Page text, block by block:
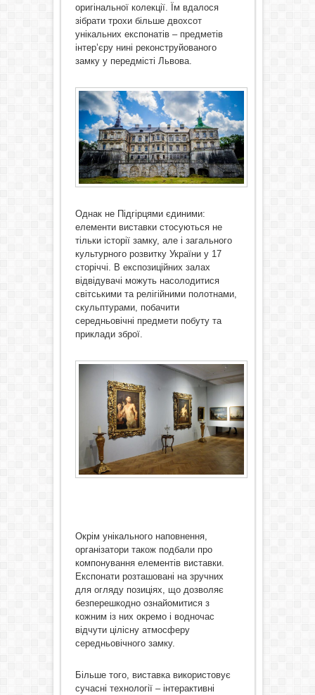
оригінальної колекції. Їм вдалося
зібрати трохи більше двохсот
унікальних експонатів – предметів
інтер’єру нині реконструйованого
замку у передмісті Львова.
Однак не Підгірцями єдиними:
елементи виставки стосуються не
тільки історії замку, але і загального
культурного розвитку України у 17
сторіччі. В експозиційних залах
відвідувачі можуть насолодитися
світськими та релігійними полотнами,
скульптурами, побачити
середньовічні предмети побуту та
приклади зброї.
Окрім унікального наповнення,
організатори також подбали про
компонування елементів виставки.
Експонати розташовані на зручних
для огляду позиціях, що дозволяє
безперешкодно ознайомитися з
кожним із них окремо і водночас
відчути цілісну атмосферу
середньовічного замку.
Більше того, виставка використовує
сучасні технології – інтерактивні